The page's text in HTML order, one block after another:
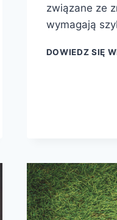
związane ze
wymagają
DOWIEDZ SIĘ